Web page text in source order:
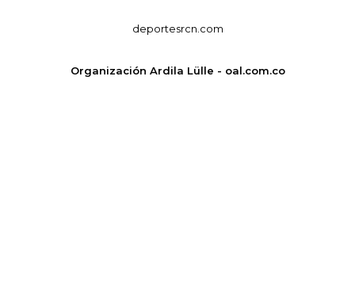
deportesrcn.com
Organización Ardila Lülle - oal.com.co